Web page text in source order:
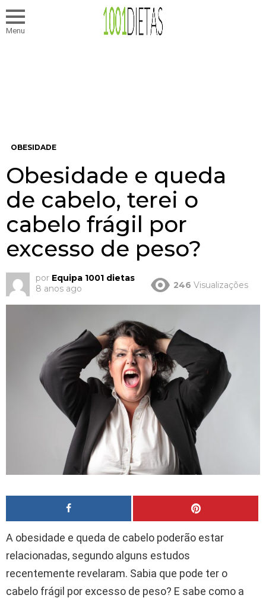
Menu
OBESIDADE
Obesidade e queda
de cabelo, terei o
cabelo frágil por
excesso de peso?
por Equipa 1001 dietas
8 anos ago
246 Visualizações
A obesidade e queda de cabelo poderão estar
relacionadas, segundo alguns estudos
recentemente revelaram. Sabia que pode ter o
cabelo frágil por excesso de peso? E sabe como a